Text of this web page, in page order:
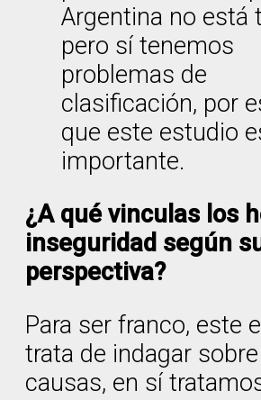
Argentina no está
pero sí tenemos
problemas de
clasificación, por
que este estudio
importante.
¿A qué vinculas los
inseguridad según
perspectiva?
Para ser franco, este
trata de indagar
causas, en sí